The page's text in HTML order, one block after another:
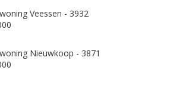
Veessen - 3932
Nieuwkoop - 3871